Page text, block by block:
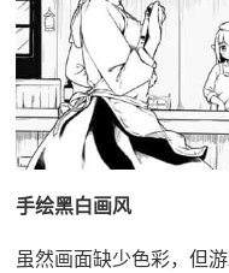
手绘黑白画风
虽然画面缺少色彩，但